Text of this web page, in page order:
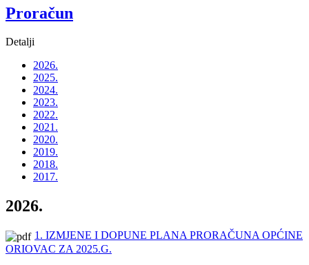
Proračun
Detalji
2026.
2025.
2024.
2023.
2022.
2021.
2020.
2019.
2018.
2017.
2026.
1. IZMJENE I DOPUNE PLANA PRORAČUNA OPĆINE
ORIOVAC ZA 2025.G.